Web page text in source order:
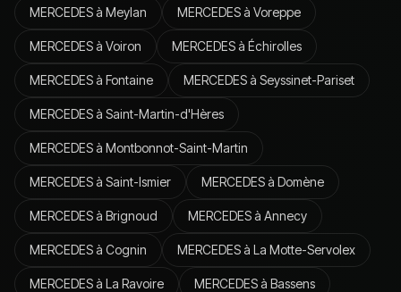
MERCEDESà Meylan MERCEDESà Voreppe
MERCEDESà Voiron MERCEDESà Échirolles
MERCEDESà Fontaine MERCEDESà Seyssinet-Pariset
MERCEDESà Saint-Martin-d'Hères
MERCEDESà Montbonnot-Saint-Martin
MERCEDESà Saint-Ismier MERCEDESà Domène
MERCEDESà Brignoud MERCEDESà Annecy
MERCEDESà Cognin MERCEDESà La Motte-Servolex
MERCEDESà La Ravoire MERCEDESà Bassens